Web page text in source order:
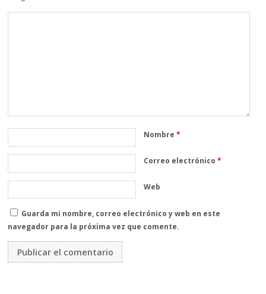
Nombre*
Correo electrónico*
Web
Guarda mi nombre, correo electrónico y web en este
navegador para la próxima vez que comente.